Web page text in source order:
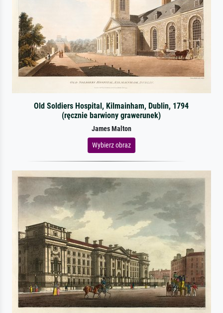
Old Soldiers Hospital, Kilmainham, Dublin, 1794
(ręcznie barwiony grawerunek)
James Malton
Wybierz obraz